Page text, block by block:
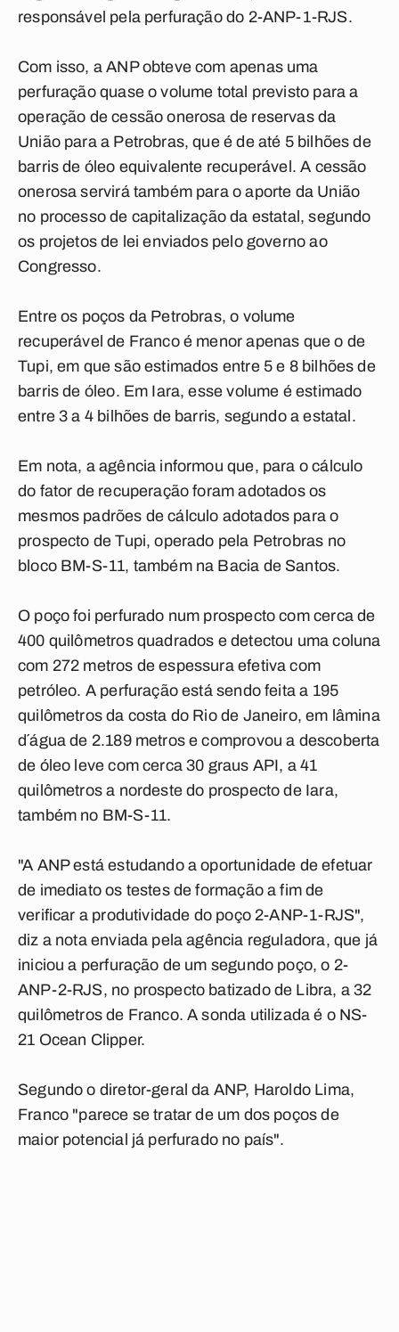
responsável pela perfuração do 2-ANP-1-RJS.
Com isso, a ANP obteve com apenas uma
perfuração quase o volume total previsto para a
operação de cessão onerosa de reservas da
União para a Petrobras, que é de até 5 bilhões de
barris de óleo equivalente recuperável. A cessão
onerosa servirá também para o aporte da União
no processo de capitalização da estatal, segundo
os projetos de lei enviados pelo governo ao
Congresso.
Entre os poços da Petrobras, o volume
recuperável de Franco é menor apenas que o de
Tupi, em que são estimados entre 5 e 8 bilhões de
barris de óleo. Em Iara, esse volume é estimado
entre 3 a 4 bilhões de barris, segundo a estatal.
Em nota, a agência informou que, para o cálculo
do fator de recuperação foram adotados os
mesmos padrões de cálculo adotados para o
prospecto de Tupi, operado pela Petrobras no
bloco BM-S-11, também na Bacia de Santos.
O poço foi perfurado num prospecto com cerca de
400 quilômetros quadrados e detectou uma coluna
com 272 metros de espessura efetiva com
petróleo. A perfuração está sendo feita a 195
quilômetros da costa do Rio de Janeiro, em lâmina
d´água de 2.189 metros e comprovou a descoberta
de óleo leve com cerca 30 graus API, a 41
quilômetros a nordeste do prospecto de Iara,
também no BM-S-11.
"A ANP está estudando a oportunidade de efetuar
de imediato os testes de formação a fim de
verificar a produtividade do poço 2-ANP-1-RJS",
diz a nota enviada pela agência reguladora, que já
iniciou a perfuração de um segundo poço, o 2-
ANP-2-RJS, no prospecto batizado de Libra, a 32
quilômetros de Franco. A sonda utilizada é o NS-
21 Ocean Clipper.
Segundo o diretor-geral da ANP, Haroldo Lima,
Franco "parece se tratar de um dos poços de
maior potencial já perfurado no país".